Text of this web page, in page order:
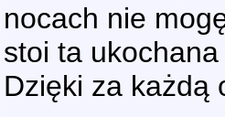
nocach nie
stoi ta
Dzięki za każdą